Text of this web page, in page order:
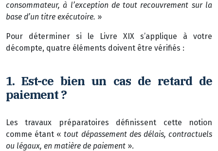
consommateur, à l’exception de tout recouvrement sur la
base d’un titre exécutoire. »
Pour déterminer si le Livre XIX s’applique à votre
décompte, quatre éléments doivent être vérifiés :
1. Est-ce bien un cas de retard de
paiement ?
Les travaux préparatoires définissent cette notion
comme étant «tout dépassement des délais, contractuels
ou légaux, en matière de paiement ».